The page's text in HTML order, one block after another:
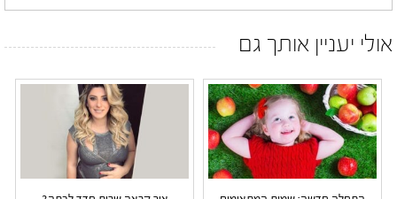
אולי יעניין אותך גם